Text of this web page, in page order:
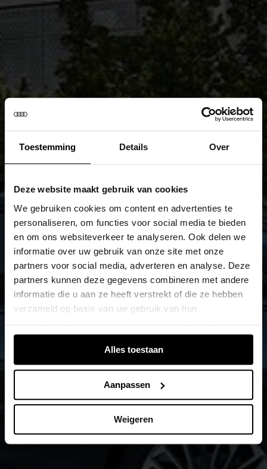
Toestemming Details Over
Deze website maakt gebruik van cookies
We gebruiken cookies om content en advertenties te
personaliseren, om functies voor social media te bieden
en om ons websiteverkeer te analyseren. Ook delen we
informatie over uw gebruik van onze site met onze
partners voor social media, adverteren en analyse. Deze
partners kunnen deze gegevens combineren met andere
informatie die u aan ze heeft verstrekt of die ze hebben
verzameld op basis van uw gebruik van hun
services. Wanneer u inlogt, worden uw gegevens van
verschillende apparaten of browsers samengevoegd via
de extra verwerkte login-ID.Alles toestaan
Aanpassen
Weigeren